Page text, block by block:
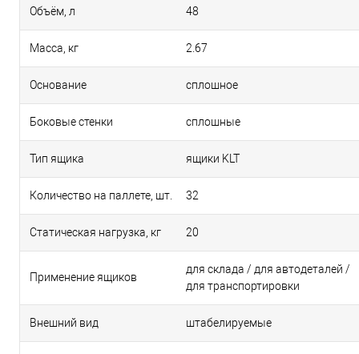
Объём, л 48
Масса, кг 2.67
Основание сплошное
Боковые стенки сплошные
Тип ящика ящики KLT
Количество на паллете, шт. 32
Статическая нагрузка, кг 20
Применение ящиков
для склада / для автодеталей /
для транспортировки
Внешний вид штабелируемые